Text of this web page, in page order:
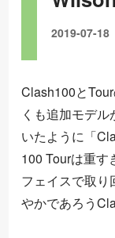
2019-07-18
Clash100と
くも追加モデ
いたように「
100 Tourは重す
フェイスで取り
やかであろう